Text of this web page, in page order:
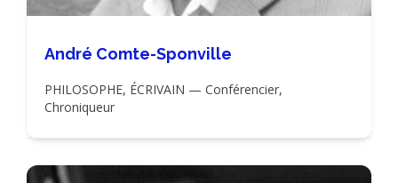
André Comte-Sponville
PHILOSOPHE, ÉCRIVAIN — Conférencier,
Chroniqueur